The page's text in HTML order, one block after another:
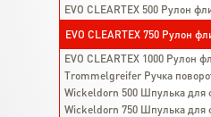
EVO CLEARTEX 500 Рулон
EVO CLEARTEX 750 Рулон
EVO CLEARTEX 1000 Рулон
Trommelgreifer Ручка
Wickeldorn 500 Шпулька для
Wickeldorn 750 Шпулька для